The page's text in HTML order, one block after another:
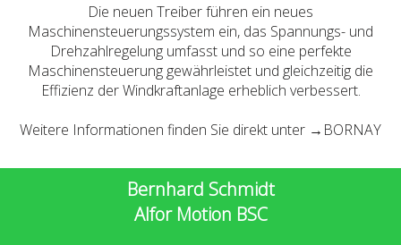
Die neuen Treiber führen ein neues
Maschinensteuerungssystem ein, das Spannungs- und
Drehzahlregelung umfasst und so eine perfekte
Maschinensteuerung gewährleistet und gleichzeitig die
Effizienz der Windkraftanlage erheblich verbessert.
Weitere Informationen finden Sie direkt unter → BORNAY
Bernhard Schmidt
Alfor Motion BSC